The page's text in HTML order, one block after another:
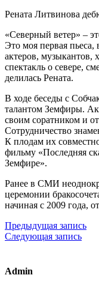
Рената Литвинова
«Северный ветер» –
Это моя первая пьеса,
актеров, музыкантов,
спектакль о севере,
делилась Рената.
В ходе беседы с
талантом Земфиры.
своим соратником и
Сотрудничество
К плодам их
фильму «Последняя
Земфире».
Ранее в СМИ
церемонии
начиная с 2009 года,
Предыдущая запись
Следующая запись
Admin